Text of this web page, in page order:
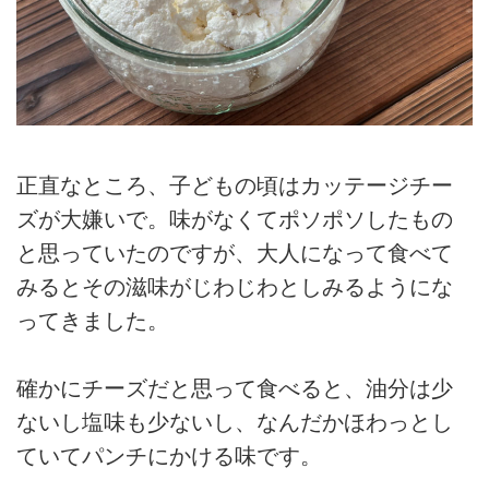
正直なところ、子どもの頃はカッテージチー
ズが大嫌いで。味がなくてポソポソしたもの
と思っていたのですが、大人になって食べて
みるとその滋味がじわじわとしみるようにな
ってきました。
確かにチーズだと思って食べると、油分は少
ないし塩味も少ないし、なんだかほわっとし
ていてパンチにかける味です。